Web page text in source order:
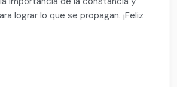
lograr lo que se propagan. ¡Feliz